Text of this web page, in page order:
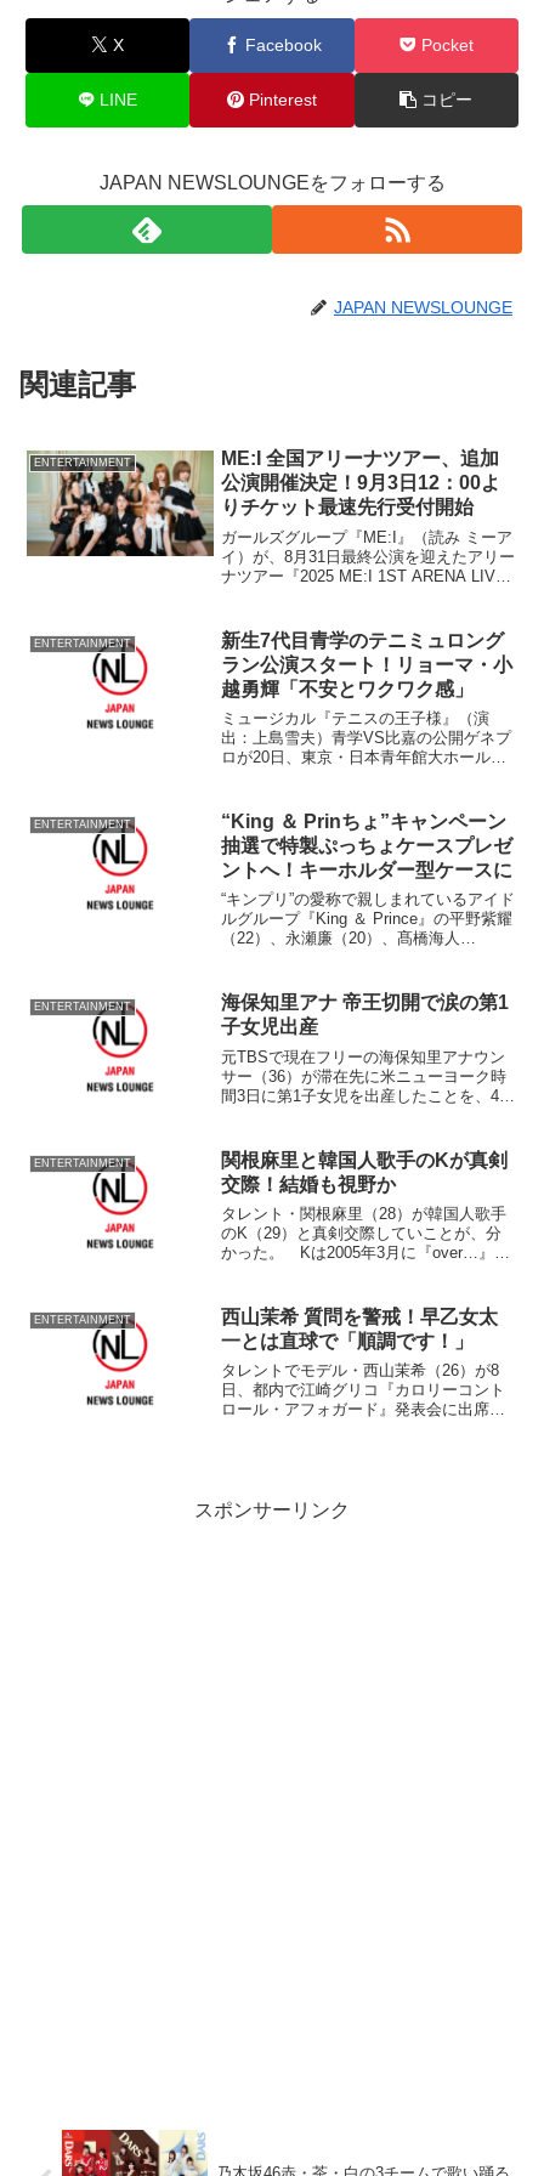
X Facebook Pocket
LINE Pinterest コピー
JAPAN NEWSLOUNGEをフォローする
JAPAN NEWSLOUNGE
関連記事
ENTERTAINMENT
ME:I 全国アリーナツアー、追加
公演開催決定！9月3日12：00よ
りチケット最速先行受付開始
ガールズグループ『ME:I』（読み ミーア
イ）が、8月31日最終公演を迎えたアリー
ナツアー『2025 ME:I 1ST ARENA LIVE
ENTERTAINMENT
新生7代目青学のテニミュロング
ラン公演スタート！リョーマ・小
越勇輝「不安とワクワク感」
ミュージカル『テニスの王子様』（演
出：上島雪夫）青学VS比嘉の公開ゲネプ
ロが20日、東京・日本青年館大ホールで
（19）、真田弦一郎役・小笠原健（26）
が終演後に囲み会見を開いた。...
ENTERTAINMENT
“King ＆ Prinちょ”キャンペーン
抽選で特製ぷっちょケースプレゼ
ントへ！キーホルダー型ケースに
“キンプリ”の愛称で親しまれているアイド
ルグループ『King ＆ Prince』の平野紫耀
（22）、永瀬廉（20）、髙橋海人
UHA味覚糖グミ入りキャンディ『ぷっち
ょ』...
ENTERTAINMENT
海保知里アナ 帝王切開で涙の第1
子女児出産
元TBSで現在フリーの海保知里アナウン
サー（36）が滞在先に米ニューヨーク時
間3日に第1子女児を出産したことを、4日
た！」とのタイトルで掲載され
ENTERTAINMENT
関根麻里と韓国人歌手のKが真剣
交際！結婚も視野か
タレント・関根麻里（28）が韓国人歌手
のK（29）と真剣交際していことが、分
かった。 Kは2005年3月に『over…』で
レビ系）の主題歌に『Only Human』...
ENTERTAINMENT
西山茉希 質問を警戒！早乙女太
一とは直球で「順調です！」
タレントでモデル・西山茉希（26）が8
日、都内で江崎グリコ『カロリーコント
ロール・アフォガード』発表会に出席し
スポンサーリンク